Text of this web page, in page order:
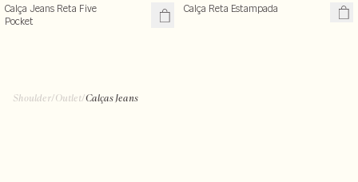
Calça Jeans Reta Five
Pocket
Calça Reta Estampada
Shoulder/Outlet/Calças Jeans